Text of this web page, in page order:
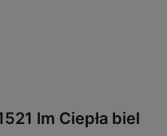
lm Ciepła biel